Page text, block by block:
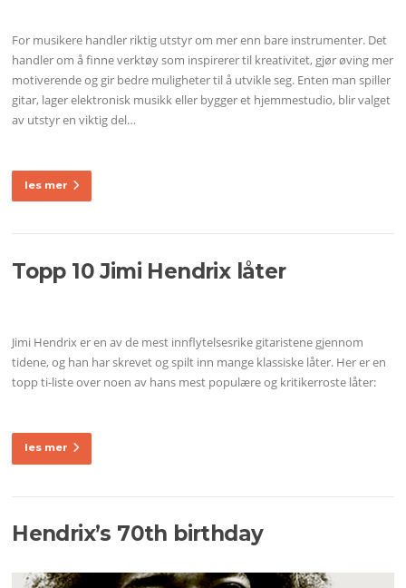
For musikere handler riktig utstyr om mer enn bare instrumenter. Det
handler om å finne verktøy som inspirerer til kreativitet, gjør øving mer
motiverende og gir bedre muligheter til å utvikle seg. Enten man spiller
gitar, lager elektronisk musikk eller bygger et hjemmestudio, blir valget
av utstyr en viktig del…
les mer
Topp 10 Jimi Hendrix låter
Jimi Hendrix er en av de mest innflytelsesrike gitaristene gjennom
tidene, og han har skrevet og spilt inn mange klassiske låter. Her er en
topp ti-liste over noen av hans mest populære og kritikerroste låter:
les mer
Hendrix’s 70th birthday